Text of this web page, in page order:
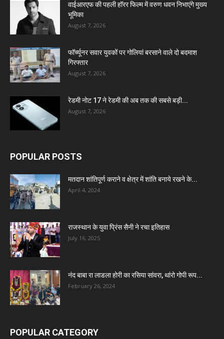
वाईआरएफ की पहली हॉरर फिल्म में वरुण धवन निभाएंगे मुख्य
भूमिका
August 7, 2026
फॉर्च्यूनर सवार युवकों पर गोलियां बरसाने वाले दो बदमाश
गिरफ्तार
August 7, 2026
रेडमी नोट 17 ने रेडमी की अब तक की सबसे बड़ी...
August 7, 2026
POPULAR POSTS
मतदान शांतिपूर्ण कराने व क्षेत्र में शांति बनाये रखने के...
April 4, 2024
राजस्थान के युवा प्रिंस सैनी ने रचा इतिहास
July 16, 2025
नंद बाबा रा लाडला होरी का रसिया सांवरा, थांरो गोपी रूप...
February 26, 2024
POPULAR CATEGORY